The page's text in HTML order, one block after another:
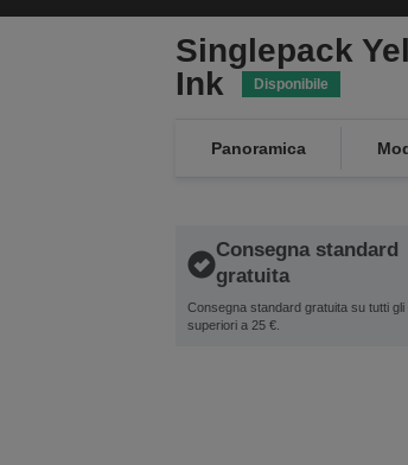
Singlepack
Ink
Disponibile
Panoramica
Consegna standard
gratuita
Consegna standard gratuita su tutti gli
superiori a 25 €.